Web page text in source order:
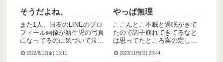
そうだよね、
また1人、旧友のLINEのプロ
フィール画像が新生児の写真
になってるのに気づいて泣い
もらったのちらっと見たら
2022/8/12(金) 13:11
やっぱ無理
ここんとこ不眠と過眠がきて
たので調子崩れてきてるなと
は思ってたところ案の定しに
ば止まらないはやくしにたい
2023/11/5(日) 23:44